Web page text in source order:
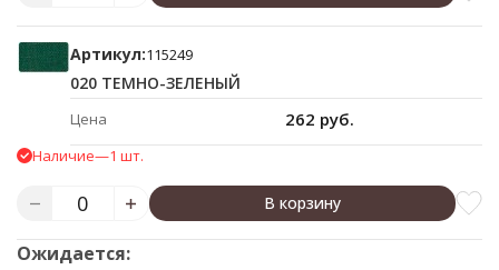
Артикул:115249
020 ТЕМНО-ЗЕЛЕНЫЙ
Цена 262 руб.
Наличие—1 шт.
В корзину
Ожидается: